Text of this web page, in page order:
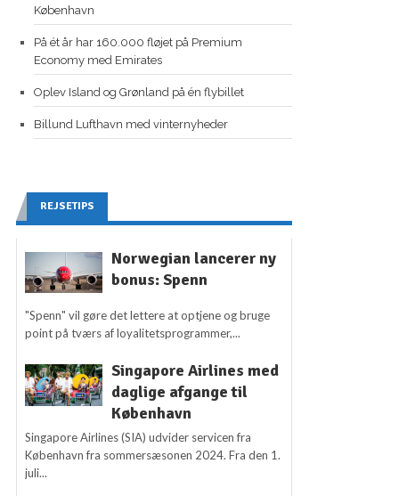
København
På ét år har 160.000 fløjet på Premium
Economy med Emirates
Oplev Island og Grønland på én flybillet
Billund Lufthavn med vinternyheder
REJSETIPS
Norwegian lancerer ny
bonus: Spenn
"Spenn" vil gøre det lettere at optjene og bruge
point på tværs af loyalitetsprogrammer,...
Singapore Airlines med
daglige afgange til
København
Singapore Airlines (SIA) udvider servicen fra
København fra sommersæsonen 2024. Fra den 1.
juli...